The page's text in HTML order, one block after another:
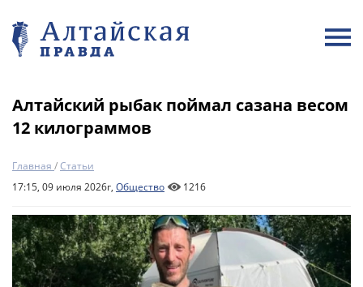
Алтайский рыбак поймал сазана весом
12 килограммов
Главная /Статьи
17:15, 09 июля 2026г, Общество 1216